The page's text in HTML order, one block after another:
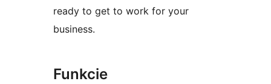
ready to get to work for your
business.
Funkcie